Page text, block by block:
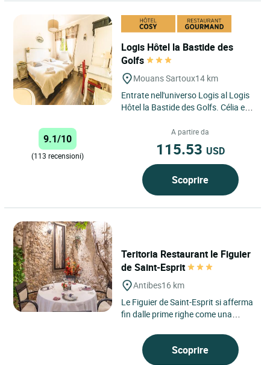
Logis Hôtel la Bastide des
Golfs
Mouans Sartoux14 km
Entrate nell'universo Logis al Logis
Hôtel la Bastide des Golfs. Célia e
in un ambiente...
9.1/10
(113 recensioni)
A partire da
115.53 USD
Scoprire
Teritoria Restaurant le Figuier
de Saint-Esprit
Antibes16 km
Le Figuier de Saint-Esprit si afferma
fin dalle prime righe come una
Questo indirizzo...
Scoprire